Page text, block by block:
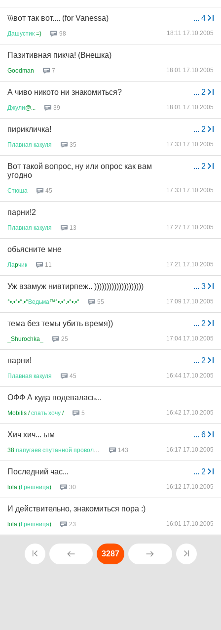
... 4
\\\вот так вот.... (for Vanessa)
Дашустик =) 98 18:11 17.10.2005
Пазитивная пикча! (Внешка)
Goodman 7 18:01 17.10.2005
... 2
А чиво никото ни знакомиться?
Джули@... 39 18:01 17.10.2005
... 2
пирикличка!
Плавная какуля 35 17:33 17.10.2005
... 2
Вот такой вопрос, ну или опрос как вам
угодно
Стюша 45 17:33 17.10.2005
парни!2
Плавная какуля 13 17:27 17.10.2005
обьясните мне
Лаpчик 11 17:21 17.10.2005
... 3
Уж взамуж нивтирпеж.. ))))))))))))))))))))
°•.•°•°.•°Ведьма™°•.•°.•°•.•° 55 17:09 17.10.2005
... 2
тема без темы убить время))
_Shurochka_ 25 17:04 17.10.2005
... 2
парни!
Плавная какуля 45 16:44 17.10.2005
ОФФ А куда подевалась...
Mobilis /спать хочу / 5 16:42 17.10.2005
... 6
Хич хич... ым
38 папугаев спутанной проволок 143 16:17 17.10.2005
... 2
Последний час...
lola (Грешница) 30 16:12 17.10.2005
И действительно, знакомиться пора :)
lola (Грешница) 23 16:01 17.10.2005
3287